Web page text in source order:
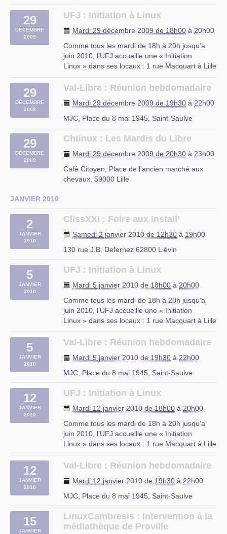
rue du Mal Assis, Lille
29
DÉCEMBRE
2009
UFJ : Initiation à Linux
Mardi 29 décembre 2009 de 18h00 à 20h00
Comme tous les mardi de 18h à 20h jusqu’a
juin 2010, l’UFJ accueille une « Initiation
Linux » dans ses locaux : 1 rue Macquart à Lille
– Découverte des logiciels libres
– Installation d’une distribution Linux
– Le mode console
rue du Mal Assis, Lille
29
DÉCEMBRE
2009
Val-Libre : Réunion hebdomadaire
Mardi 29 décembre 2009 de 19h30 à 22h00
MJC, Place du 8 mai 1945, Saint-Saulve
29
DÉCEMBRE
2009
Chtinux : Les Mardis du Libre
Mardi 29 décembre 2009 de 20h30 à 23h00
Café Citoyen, Place de l’ancien marché aux
chevaux, 59000 Lille
JANVIER 2010
2
JANVIER
2010
ClissXXI : Foire aux Install’
Samedi 2 janvier 2010 de 12h30 à 19h00
130 rue J.B. Defernez 62800 Liévin
5
JANVIER
2010
UFJ : Initiation à Linux
Mardi 5 janvier 2010 de 18h00 à 20h00
Comme tous les mardi de 18h à 20h jusqu’a
juin 2010, l’UFJ accueille une « Initiation
Linux » dans ses locaux : 1 rue Macquart à Lille
– Découverte des logiciels libres
– Installation d’une distribution Linux
– Le mode console
rue du Mal Assis, Lille
5
JANVIER
2010
Val-Libre : Réunion hebdomadaire
Mardi 5 janvier 2010 de 19h30 à 22h00
MJC, Place du 8 mai 1945, Saint-Saulve
12
JANVIER
2010
UFJ : Initiation à Linux
Mardi 12 janvier 2010 de 18h00 à 20h00
Comme tous les mardi de 18h à 20h jusqu’a
juin 2010, l’UFJ accueille une « Initiation
Linux » dans ses locaux : 1 rue Macquart à Lille
– Découverte des logiciels libres
– Installation d’une distribution Linux
– Le mode console
rue du Mal Assis, Lille
12
JANVIER
2010
Val-Libre : Réunion hebdomadaire
Mardi 12 janvier 2010 de 19h30 à 22h00
MJC, Place du 8 mai 1945, Saint-Saulve
15
JANVIER
LinuxCambresis : Intervention à la
médiathèque de Proville